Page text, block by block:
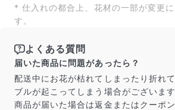
* 仕入れの都合上、花材の一部が変更
す。
よくある質問
届いた商品に問題があったら？
配送中にお花が枯れてしまったり折れ
ブルが起こってしまう場合がございま
商品が届いた場合は返金またはクーポ